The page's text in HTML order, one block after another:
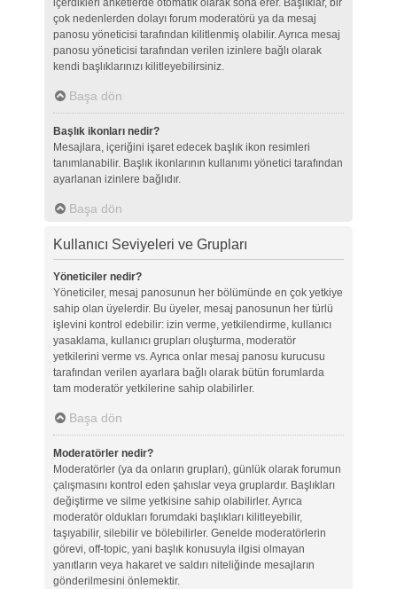
içerdikleri anketlerde otomatik olarak sona erer. Başlıklar, bir
çok nedenlerden dolayı forum moderatörü ya da mesaj
panosu yöneticisi tarafından kilitlenmiş olabilir. Ayrıca mesaj
panosu yöneticisi tarafından verilen izinlere bağlı olarak
kendi başlıklarınızı kilitleyebilirsiniz.
Başa dön
Başlık ikonları nedir?
Mesajlara, içeriğini işaret edecek başlık ikon resimleri
tanımlanabilir. Başlık ikonlarının kullanımı yönetici tarafından
ayarlanan izinlere bağlıdır.
Başa dön
Kullanıcı Seviyeleri ve Grupları
Yöneticiler nedir?
Yöneticiler, mesaj panosunun her bölümünde en çok yetkiye
sahip olan üyelerdir. Bu üyeler, mesaj panosunun her türlü
işlevini kontrol edebilir: izin verme, yetkilendirme, kullanıcı
yasaklama, kullanıcı grupları oluşturma, moderatör
yetkilerini verme vs. Ayrıca onlar mesaj panosu kurucusu
tarafından verilen ayarlara bağlı olarak bütün forumlarda
tam moderatör yetkilerine sahip olabilirler.
Başa dön
Moderatörler nedir?
Moderatörler (ya da onların grupları), günlük olarak forumun
çalışmasını kontrol eden şahıslar veya gruplardır. Başlıkları
değiştirme ve silme yetkisine sahip olabilirler. Ayrıca
moderatör oldukları forumdaki başlıkları kilitleyebilir,
taşıyabilir, silebilir ve bölebilirler. Genelde moderatörlerin
görevi, off-topic, yani başlık konusuyla ilgisi olmayan
yanıtların veya hakaret ve saldırı niteliğinde mesajların
gönderilmesini önlemektir.